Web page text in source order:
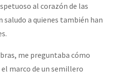
al corazón de las
saludo a quienes también han
me preguntaba cómo
marco de un semillero